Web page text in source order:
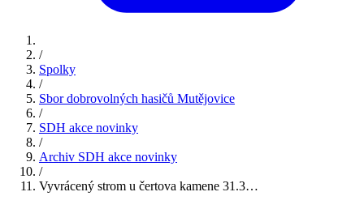
/
Spolky
/
Sbor dobrovolných hasičů Mutějovice
/
SDH akce novinky
/
Archiv SDH akce novinky
/
Vyvrácený strom u čertova kamene 31.3…